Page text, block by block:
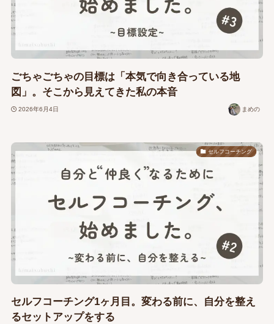
ごちゃごちゃの目標は「本気で向き合っている地
図」。そこから見えてきた私の本音
2026年6月4日 まめの
セルフコーチング
セルフコーチング1ヶ月目。変わる前に、自分を整え
るセットアップをする